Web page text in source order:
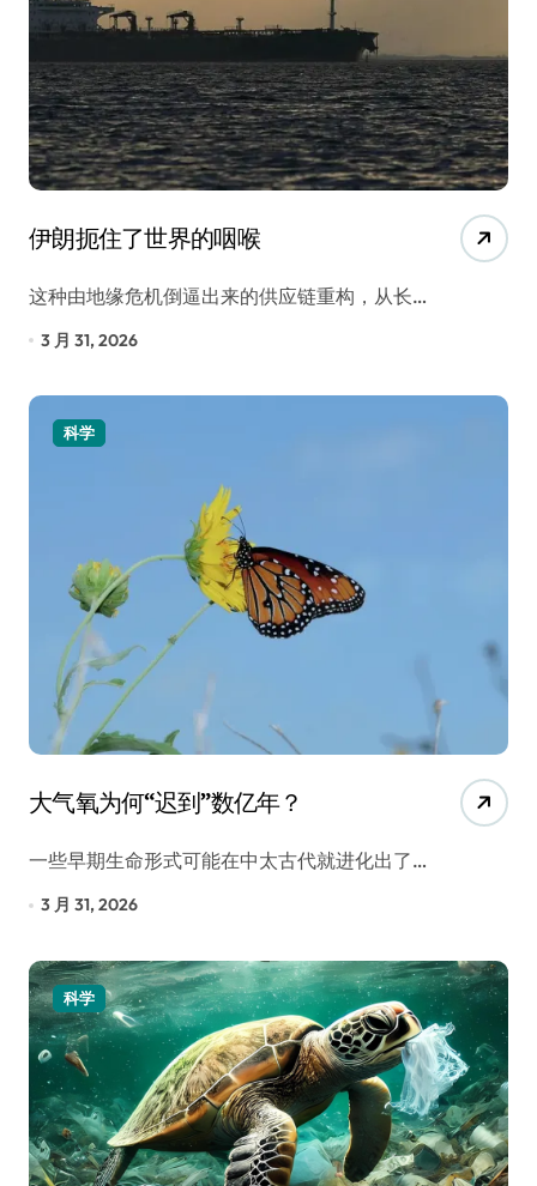
伊朗扼住了世界的咽喉
这种由地缘危机倒逼出来的供应链重构，从长…
3 月 31, 2026
科学
大气氧为何“迟到”数亿年？
一些早期生命形式可能在中太古代就进化出了…
3 月 31, 2026
科学